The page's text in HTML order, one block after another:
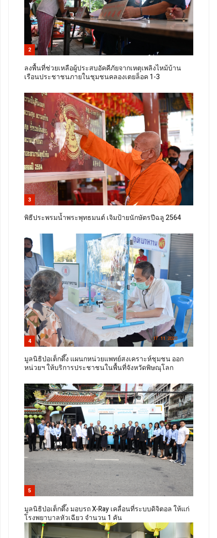
2
ลงพื้นที่ช่วยเหลือผู้ประสบอัคคีภัยจากเหตุเพลิงไหม้บ้าน
เรือนประชาชนภายในชุมชนคลองเตยล็อค 1-3
3
พิธีประพรมน้ำพระพุทธมนต์ เจิมป้ายนักษัตรปีฉลู 2564
4
มูลนิธิป่อเต็กตึ๊ง แผนกหน่วยแพทย์สงเคราะห์ชุมชน ออก
หน่วยฯ ให้บริการประชาชนในพื้นที่จังหวัดพิษณุโลก
5
มูลนิธิป่อเต็กตึ๊ง มอบรถ X-Ray เคลื่อนที่ระบบดิจิตอล ให้แก่
โรงพยาบาลหัวเฉียว จำนวน 1 คัน